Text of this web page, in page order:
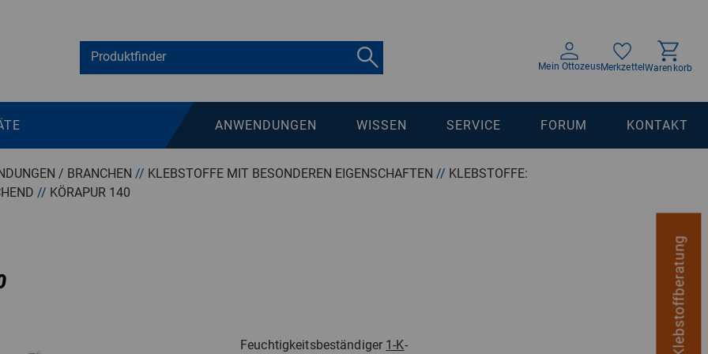
Mein OttozeusMerkzettelWarenkorb
ANWENDUNGEN WISSEN SERVICE FORUM KONTAKT
/ BRANCHEN // KLEBSTOFFE MIT BESONDEREN EIGENSCHAFTEN // KLEBSTOFFE:
// KÖRAPUR 140
Feuchtigkeitsbeständiger 1-K-